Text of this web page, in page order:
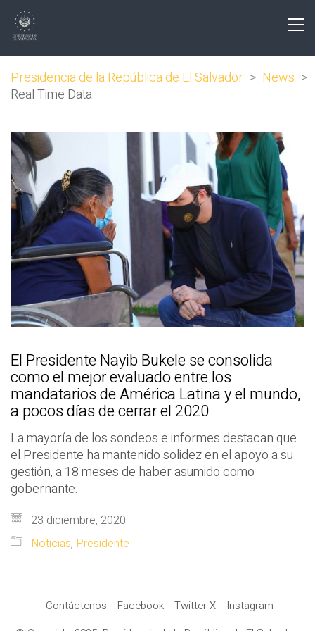
Presidencia de la República de El Salvador > News >
Real Time Data
El Presidente Nayib Bukele se consolida
como el mejor evaluado entre los
mandatarios de América Latina y el mundo,
a pocos días de cerrar el 2020
La mayoría de los sondeos e informes destacan que
el Presidente ha mantenido solidez en el apoyo a su
gestión, a 18 meses de haber asumido como
gobernante.
23 diciembre, 2020
Noticias, Presidente
Contáctenos Facebook Twitter X
Instagram